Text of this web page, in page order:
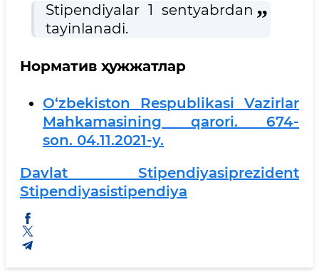
Stipendiyalar 1 sentyabrdan
tayinlanadi.
Норматив ҳужжатлар
O‘zbekiston Respublikasi Vazirlar
Mahkamasining qarori. 674-
son. 04.11.2021-y.
Davlat StipendiyasiPrezident
StipendiyasiStipendiya